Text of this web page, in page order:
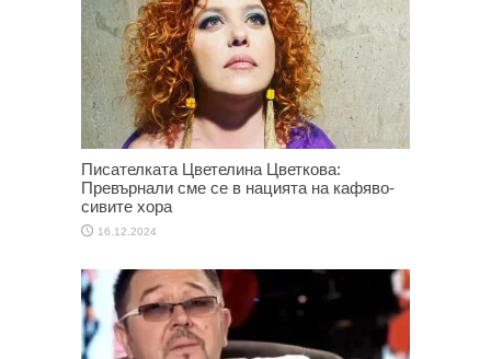
Писателката Цветелина Цветкова:
Превърнали сме се в нацията на кафяво-
сивите хора
16.12.2024